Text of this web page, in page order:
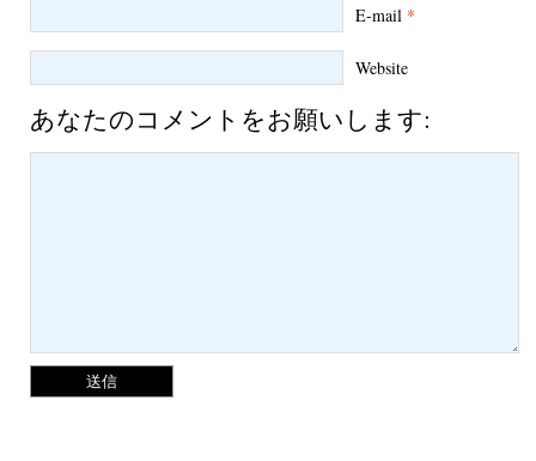
E-mail *
Website
あなたのコメントをお願いします: